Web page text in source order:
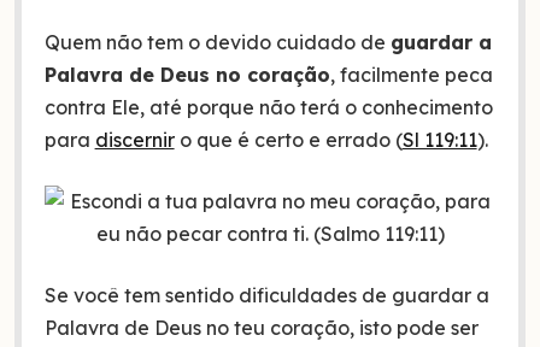
Quem não tem o devido cuidado de guardar a
Palavra de Deus no coração, facilmente peca
contra Ele, até porque não terá o conhecimento
para discerniro que é certo e errado (Sl 119:11).
Se você tem sentido dificuldades de guardar a
Palavra de Deus no teu coração, isto pode ser